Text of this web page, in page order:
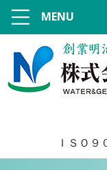
ＩＳＯ
MENU